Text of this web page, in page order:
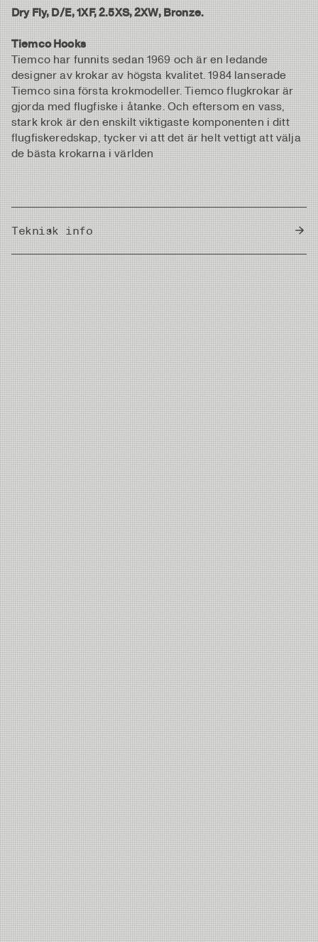
Dry Fly, D/E, 1XF, 2.5XS, 2XW, Bronze.
Tiemco Hooks
Tiemco har funnits sedan 1969 och är en ledande
designer av krokar av högsta kvalitet. 1984 lanserade
Tiemco sina första krokmodeller. Tiemco flugkrokar är
gjorda med flugfiske i åtanke. Och eftersom en vass,
stark krok är den enskilt viktigaste komponenten i ditt
flugfiskeredskap, tycker vi att det är helt vettigt att välja
de bästa krokarna i världen
Teknisk info
Country of Origin Japan